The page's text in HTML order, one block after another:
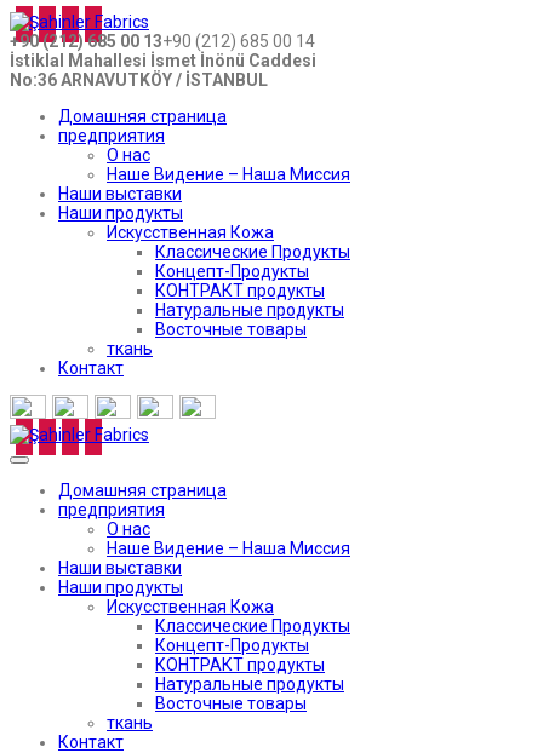
+90 (212) 685 00 13+90 (212) 685 00 14
İstiklal Mahallesi İsmet İnönü Caddesi
No:36 ARNAVUTKÖY / İSTANBUL
Домашняя страница
предприятия
О нас
Наше Видение – Наша Миссия
Наши выставки
Наши продукты
Искусственная Кожа
Классические Продукты
Концепт-Продукты
КОНТРАКТ продукты
Натуральные продукты
Восточные товары
ткань
Контакт
Домашняя страница
предприятия
О нас
Наше Видение – Наша Миссия
Наши выставки
Наши продукты
Искусственная Кожа
Классические Продукты
Концепт-Продукты
КОНТРАКТ продукты
Натуральные продукты
Восточные товары
ткань
Контакт